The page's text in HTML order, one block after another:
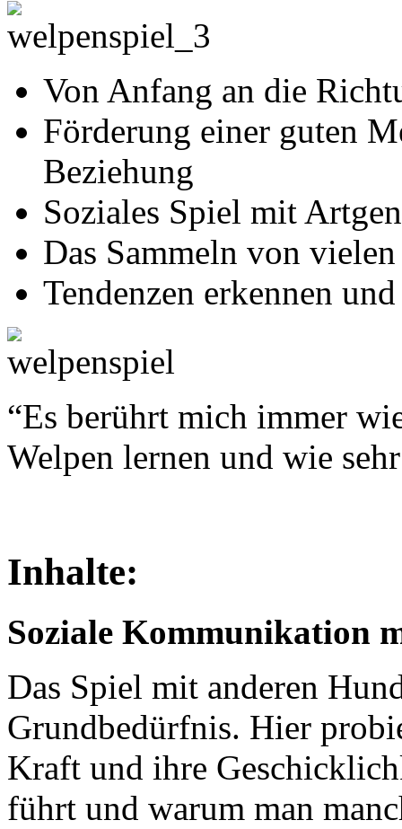
Von Anfang an die
Förderung einer guten
Beziehung
Soziales Spiel mit
Das Sammeln von
Tendenzen erkennen
“Es berührt mich immer
Welpen lernen und wie
Inhalte:
Soziale Kommunikation
Das Spiel mit anderen
Grundbedürfnis. Hier
Kraft und ihre
führt und warum man